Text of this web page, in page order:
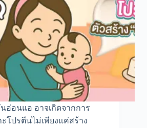
อ่อนแอ อาจเกิดจากการ
โปรตีนไม่เพียงแค่สร้าง